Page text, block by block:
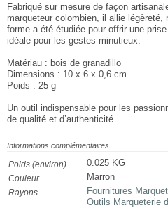
Fabriqué sur mesure de façon
marqueteur colombien, il allie
forme a été étudiée pour offrir une
idéale pour les gestes minutieux.
Matériau : bois de granadillo
Dimensions : 10 x 6 x 0,6 cm
Poids : 25 g
Un outil indispensable pour les
de qualité et d’authenticité.
Informations complémentaires
Poids (environ) 0.025 KG
Couleur Marron
Rayons
Fournitures
Outils Marqueterie